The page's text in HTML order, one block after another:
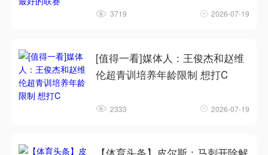
3719 2026-07-19
[值得一看]媒体人：王俊杰和赵维
伦超青训培养年龄限制 想打C
2333 2026-07-19